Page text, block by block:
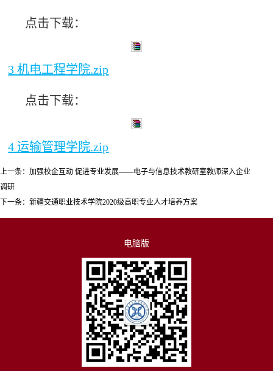
点击下载：
3 机电工程学院.zip
点击下载：
4 运输管理学院.zip
上一条： 加强校企互动 促进专业发展——电子与信息技术教研室教师深入企业
调研
下一条： 新疆交通职业技术学院2020级高职专业人才培养方案
电脑版